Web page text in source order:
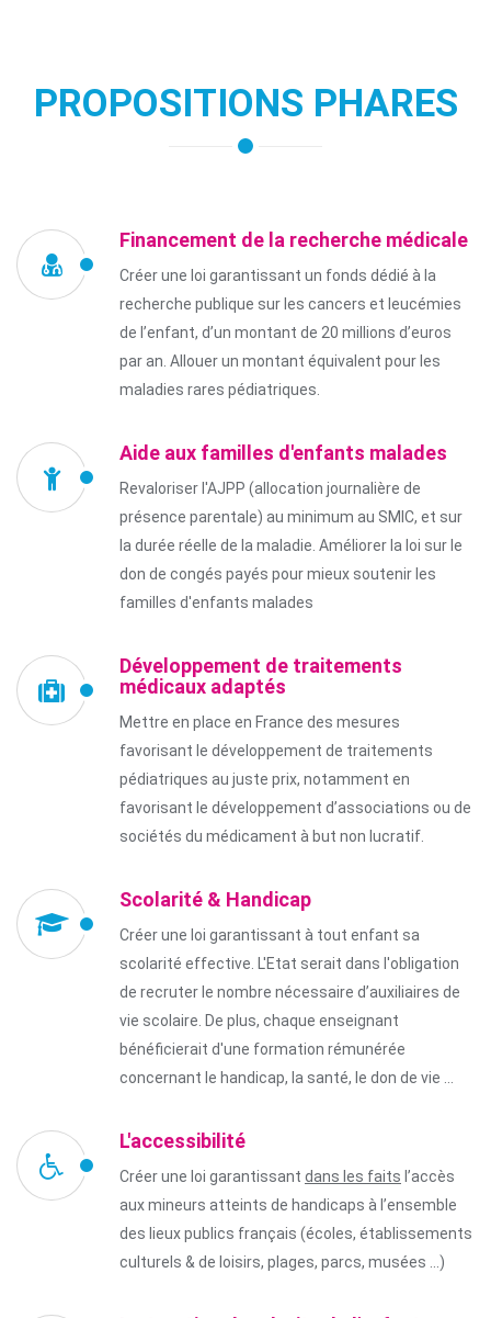
PROPOSITIONS PHARES
Financement de la recherche médicale
Créer une loi garantissant un fonds dédié à la
recherche publique sur les cancers et leucémies
de l’enfant, d’un montant de 20 millions d’euros
par an. Allouer un montant équivalent pour les
maladies rares pédiatriques.
Aide aux familles d'enfants malades
Revaloriser l'AJPP (allocation journalière de
présence parentale) au minimum au SMIC, et sur
la durée réelle de la maladie. Améliorer la loi sur le
don de congés payés pour mieux soutenir les
familles d'enfants malades
Développement de traitements
médicaux adaptés
Mettre en place en France des mesures
favorisant le développement de traitements
pédiatriques au juste prix, notamment en
favorisant le développement d’associations ou de
sociétés du médicament à but non lucratif.
Scolarité & Handicap
Créer une loi garantissant à tout enfant sa
scolarité effective. L'Etat serait dans l'obligation
de recruter le nombre nécessaire d’auxiliaires de
vie scolaire. De plus, chaque enseignant
bénéficierait d'une formation rémunérée
concernant le handicap, la santé, le don de vie …
L'accessibilité
Créer une loi garantissant dans les faits l’accès
aux mineurs atteints de handicaps à l’ensemble
des lieux publics français (écoles, établissements
culturels & de loisirs, plages, parcs, musées ...)